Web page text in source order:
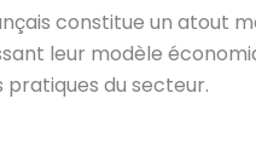
constitue un atout
leur modèle
pratiques du secteur.